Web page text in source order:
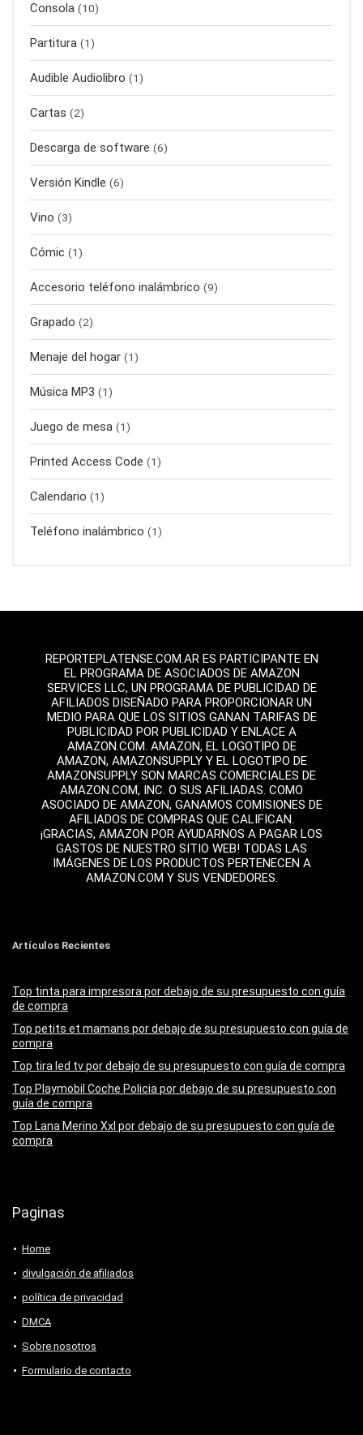
Consola (10)
Partitura (1)
Audible Audiolibro (1)
Cartas (2)
Descarga de software (6)
Versión Kindle (6)
Vino (3)
Cómic (1)
Accesorio teléfono inalámbrico (9)
Grapado (2)
Menaje del hogar (1)
Música MP3 (1)
Juego de mesa (1)
Printed Access Code (1)
Calendario (1)
Teléfono inalámbrico (1)
REPORTEPLATENSE.COM.AR ES PARTICIPANTE EN
EL PROGRAMA DE ASOCIADOS DE AMAZON
SERVICES LLC, UN PROGRAMA DE PUBLICIDAD DE
AFILIADOS DISEÑADO PARA PROPORCIONAR UN
MEDIO PARA QUE LOS SITIOS GANAN TARIFAS DE
PUBLICIDAD POR PUBLICIDAD Y ENLACE A
AMAZON.COM. AMAZON, EL LOGOTIPO DE
AMAZON, AMAZONSUPPLY Y EL LOGOTIPO DE
AMAZONSUPPLY SON MARCAS COMERCIALES DE
AMAZON.COM, INC. O SUS AFILIADAS. COMO
ASOCIADO DE AMAZON, GANAMOS COMISIONES DE
AFILIADOS DE COMPRAS QUE CALIFICAN.
¡GRACIAS, AMAZON POR AYUDARNOS A PAGAR LOS
GASTOS DE NUESTRO SITIO WEB! TODAS LAS
IMÁGENES DE LOS PRODUCTOS PERTENECEN A
AMAZON.COM Y SUS VENDEDORES.
Artículos Recientes
Top tinta para impresora por debajo de su presupuesto con guía
de compra
Top petits et mamans por debajo de su presupuesto con guía de
compra
Top tira led tv por debajo de su presupuesto con guía de compra
Top Playmobil Coche Policia por debajo de su presupuesto con
guía de compra
Top Lana Merino Xxl por debajo de su presupuesto con guía de
compra
Paginas
Home
divulgación de afiliados
política de privacidad
DMCA
Sobre nosotros
Formulario de contacto